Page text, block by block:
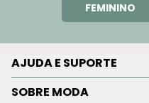
FEMININO
AJUDA E SUPORTE
SOBRE MODA